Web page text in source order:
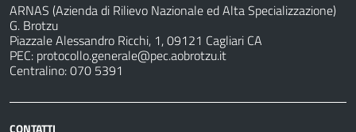
ARNAS (Azienda di Rilievo Nazionale ed Alta Specializzazione)
G. Brotzu
Piazzale Alessandro Ricchi, 1, 09121 Cagliari CA
PEC: protocollo.generale@pec.aobrotzu.it
Centralino: 070 5391
CONTATTI